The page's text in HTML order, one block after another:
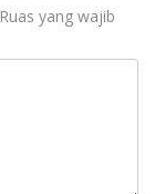
Ruas yang wajib